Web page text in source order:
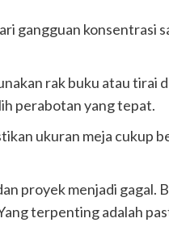
gangguan konsentrasi
rak buku atau tirai
perabotan yang tepat.
ukuran meja cukup
proyek menjadi gagal.
terpenting adalah